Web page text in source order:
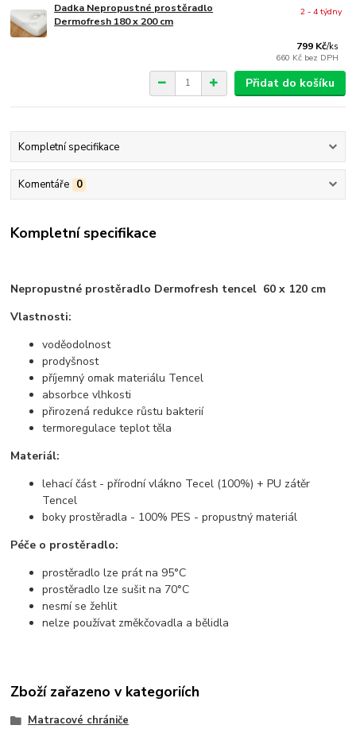
Dadka Nepropustné prostěradlo
Dermofresh 180 x 200 cm
799 Kč/ks
660 Kč bez DPH
2 - 4 týdny
Přidat do košíku
Kompletní specifikace
Komentáře 0
Kompletní specifikace
Nepropustné prostěradlo Dermofresh tencel 60 x 120 cm
Vlastnosti:
voděodolnost
prodyšnost
příjemný omak materiálu Tencel
absorbce vlhkosti
přirozená redukce růstu bakterií
termoregulace teplot těla
Materiál:
lehací část - přírodní vlákno Tecel (100%) + PU zátěr
Tencel
boky prostěradla - 100% PES - propustný materiál
Péče o prostěradlo:
prostěradlo lze prát na 95°C
prostěradlo lze sušit na 70°C
nesmí se žehlit
nelze používat změkčovadla a bělidla
Zboží zařazeno v kategoriích
Matracové chrániče